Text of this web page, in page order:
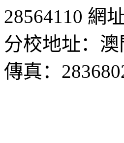
28564110 網
分校地址：
傳真：